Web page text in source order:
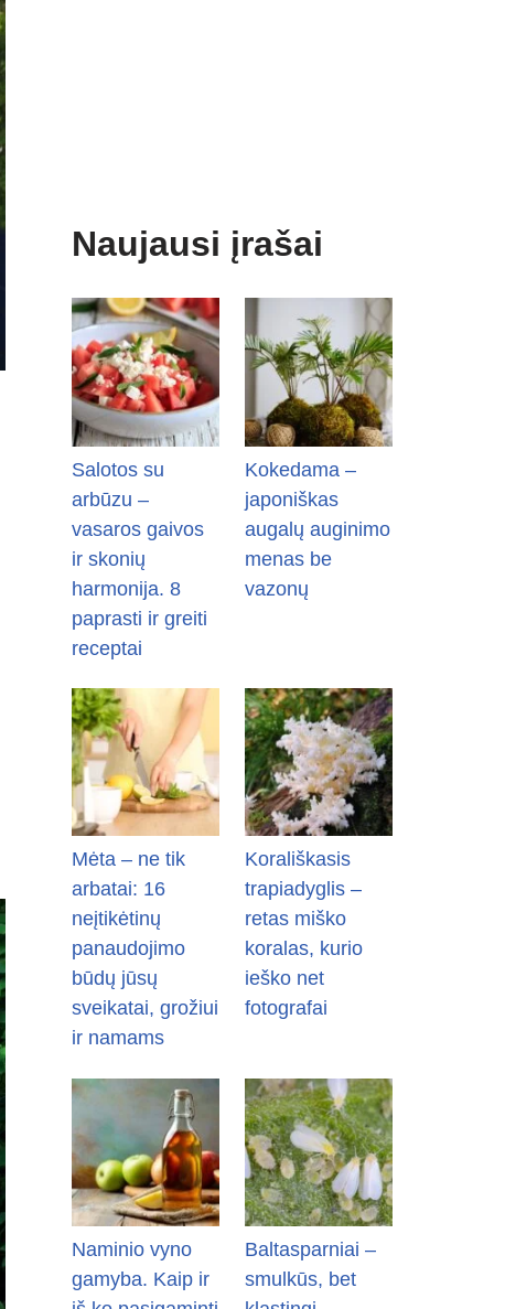
Naujausi įrašai
Salotos su
arbūzu –
vasaros gaivos
ir skonių
harmonija. 8
paprasti ir greiti
receptai
Kokedama –
japoniškas
augalų auginimo
menas be
vazonų
Mėta – ne tik
arbatai: 16
neįtikėtinų
panaudojimo
būdų jūsų
sveikatai, grožiui
ir namams
Korališkasis
trapiadyglis –
retas miško
koralas, kurio
ieško net
fotografai
Naminio vyno
gamyba. Kaip ir
Baltasparniai –
smulkūs, bet